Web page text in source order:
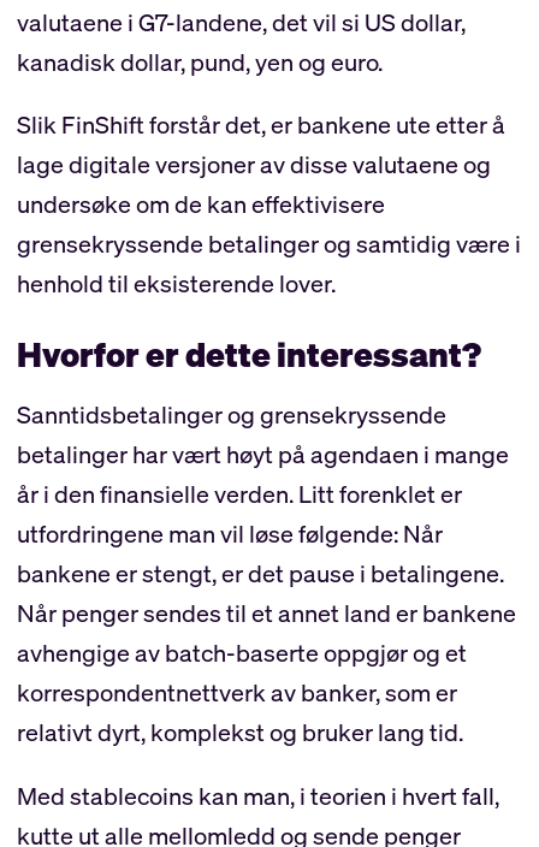
valutaene i G7-landene, det vil si US dollar,
kanadisk dollar, pund, yen og euro.
Slik FinShift forstår det, er bankene ute etter å
lage digitale versjoner av disse valutaene og
undersøke om de kan effektivisere
grensekryssende betalinger og samtidig være i
henhold til eksisterende lover.
Hvorfor er dette interessant?
Sanntidsbetalinger og grensekryssende
betalinger har vært høyt på agendaen i mange
år i den finansielle verden. Litt forenklet er
utfordringene man vil løse følgende: Når
bankene er stengt, er det pause i betalingene.
Når penger sendes til et annet land er bankene
avhengige av batch-baserte oppgjør og et
korrespondentnettverk av banker, som er
relativt dyrt, komplekst og bruker lang tid.
Med stablecoins kan man, i teorien i hvert fall,
kutte ut alle mellomledd og sende penger